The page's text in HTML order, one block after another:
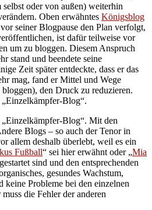
oder von außen) weiterhin
Oben erwähntes Königsblog
seiner Blogpause den Plan verfolgt,
ist dafür teilweise vor
um zu bloggen. Diesem Anspruch
stand und beendete seine
Zeit später entdeckte, dass er das
mag, fand er Mittel und Wege
den Druck zu reduzieren.
Blog“.
Blog“. Mit den
Blogs – so auch der Tenor in
allem deshalb überlebt, weil es ein
Fußball“ sei hier erwähnt oder „Mia
sind und den entsprechenden
gesundes Wachstum,
Probleme bei den einzelnen
die Fehler der anderen